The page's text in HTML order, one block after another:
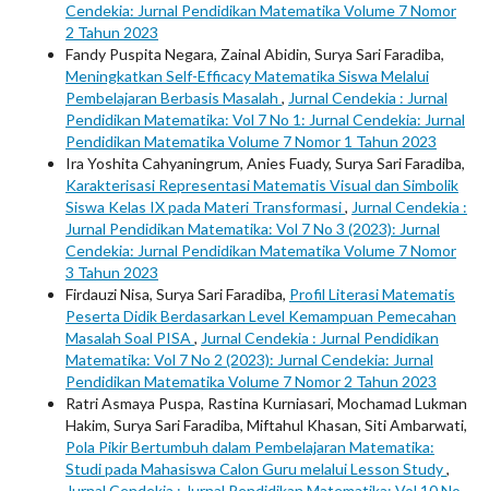
Cendekia: Jurnal Pendidikan Matematika Volume 7 Nomor
2 Tahun 2023
Fandy Puspita Negara, Zainal Abidin, Surya Sari Faradiba,
Meningkatkan Self-Efficacy Matematika Siswa Melalui
Pembelajaran Berbasis Masalah , Jurnal Cendekia : Jurnal
Pendidikan Matematika: Vol 7 No 1: Jurnal Cendekia: Jurnal
Pendidikan Matematika Volume 7 Nomor 1 Tahun 2023
Ira Yoshita Cahyaningrum, Anies Fuady, Surya Sari Faradiba,
Karakterisasi Representasi Matematis Visual dan Simbolik
Siswa Kelas IX pada Materi Transformasi, Jurnal Cendekia :
Jurnal Pendidikan Matematika: Vol 7 No 3 (2023): Jurnal
Cendekia: Jurnal Pendidikan Matematika Volume 7 Nomor
3 Tahun 2023
Firdauzi Nisa, Surya Sari Faradiba, Profil Literasi Matematis
Peserta Didik Berdasarkan Level Kemampuan Pemecahan
Masalah Soal PISA , Jurnal Cendekia : Jurnal Pendidikan
Matematika: Vol 7 No 2 (2023): Jurnal Cendekia: Jurnal
Pendidikan Matematika Volume 7 Nomor 2 Tahun 2023
Ratri Asmaya Puspa, Rastina Kurniasari, Mochamad Lukman
Hakim, Surya Sari Faradiba, Miftahul Khasan, Siti Ambarwati,
Pola Pikir Bertumbuh dalam Pembelajaran Matematika:
Studi pada Mahasiswa Calon Guru melalui Lesson Study,